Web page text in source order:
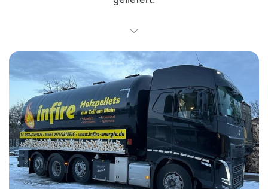
Werde Teil unserer Bewegung: weg von
Region.